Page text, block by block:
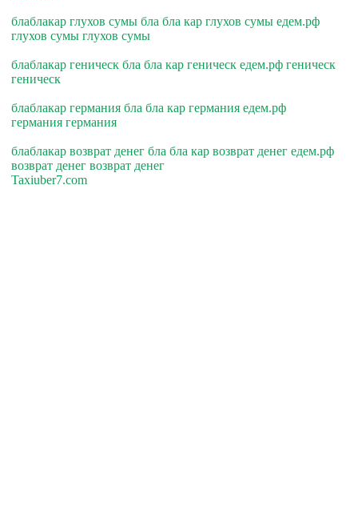
блаблакар глухов сумы бла бла кар глухов сумы едем.рф
глухов сумы глухов сумы
блаблакар геническ бла бла кар геническ едем.рф геническ
геническ
блаблакар германия бла бла кар германия едем.рф
германия германия
блаблакар возврат денег бла бла кар возврат денег едем.рф
возврат денег возврат денег
Taxiuber7.com